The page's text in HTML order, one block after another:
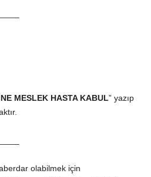
MESLEK HASTA KABUL” yazıp
olabilmek için